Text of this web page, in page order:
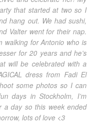
that started at two so I
hang out. We had sushi,
Valter went for their nap.
walking for Antonio who is
for 20 years and he’s
will be celebrated with a
dress from Fadi El
some photos so I can
days in Stockholm, I’m
a day so this week ended
lots of love <3